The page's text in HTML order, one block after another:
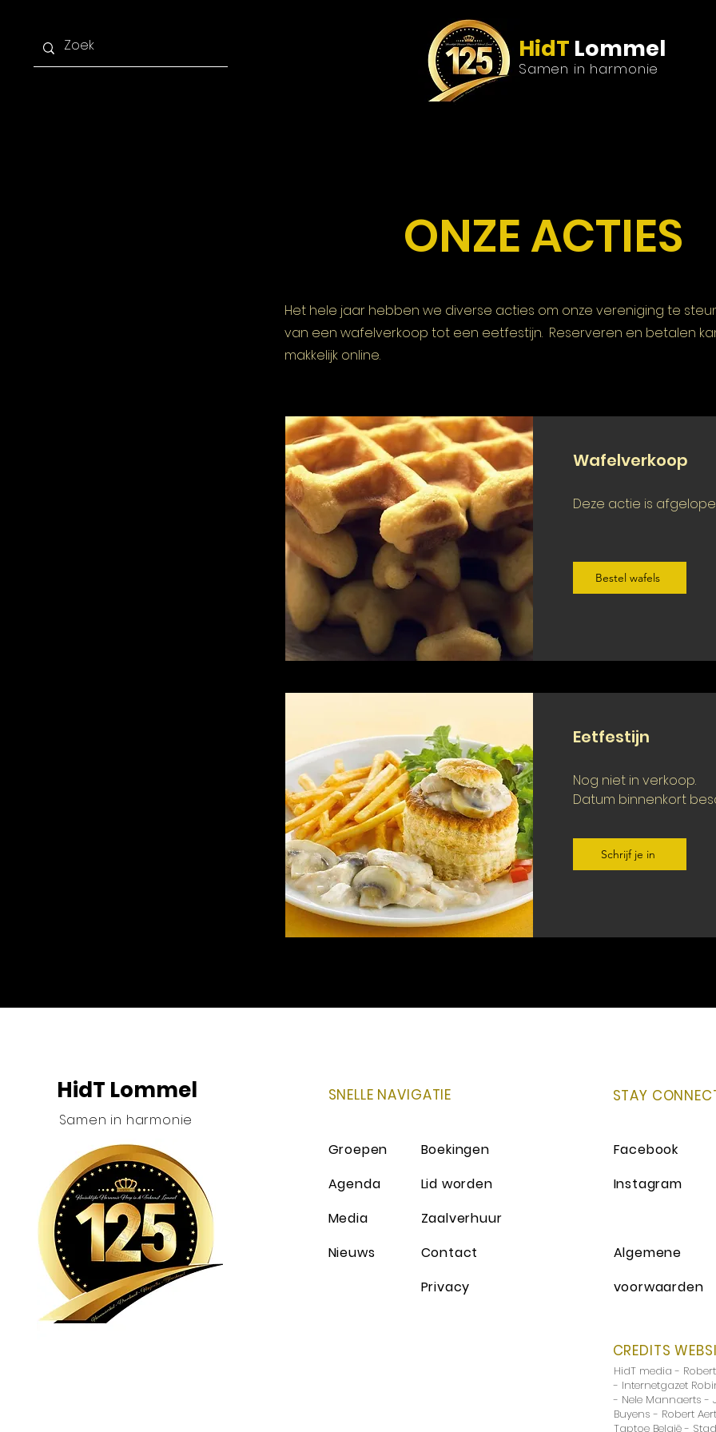
HidT Lommel
Samen in harmonie
ONZE ACTIES
Het hele jaar hebben we diverse acties om onze vereniging te
van een wafelverkoop tot een eetfestijn. Reserveren en betalen
makkelijk online.
Wafelverkoop
Deze actie is
Bestel wafels
Eetfestijn
Nog niet in verkoop.
Datum binnenkort
Schrijf je in
HidT Lommel
Samen in harmonie
SNELLE NAVIGATIE
Groepen
Agenda
Media
Nieuws
Boekingen
Lid worden
Zaalverhuur
Contact
Privacy
STAY
Facebook
Instagram
Algemene
voorwaarden
CREDITS
HidT media -
- Internetgazet
- Nele Mannaerts -
Buyens - Robert
Taptoe België - Stad